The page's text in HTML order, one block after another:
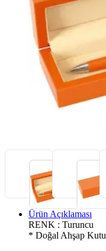
Ürün Açıklaması
RENK : Turuncu
* Doğal Ahşap Kutu